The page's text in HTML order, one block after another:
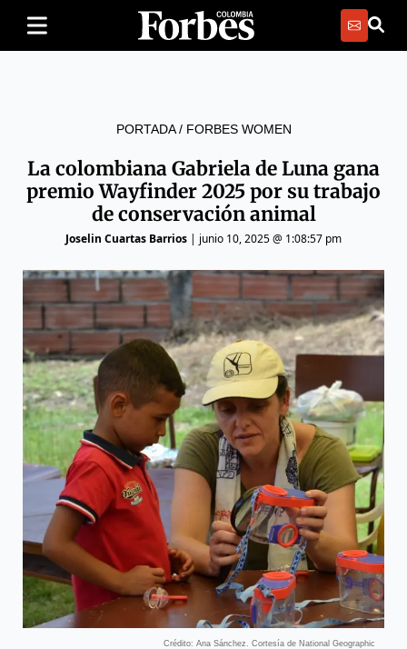
PORTADA/ FORBES WOMEN
La colombiana Gabriela de Luna gana
premio Wayfinder 2025 por su trabajo
de conservación animal
Joselin Cuartas Barrios | junio 10, 2025 @ 1:08:57 pm
Crédito: Ana Sánchez. Cortesía de National Geographic